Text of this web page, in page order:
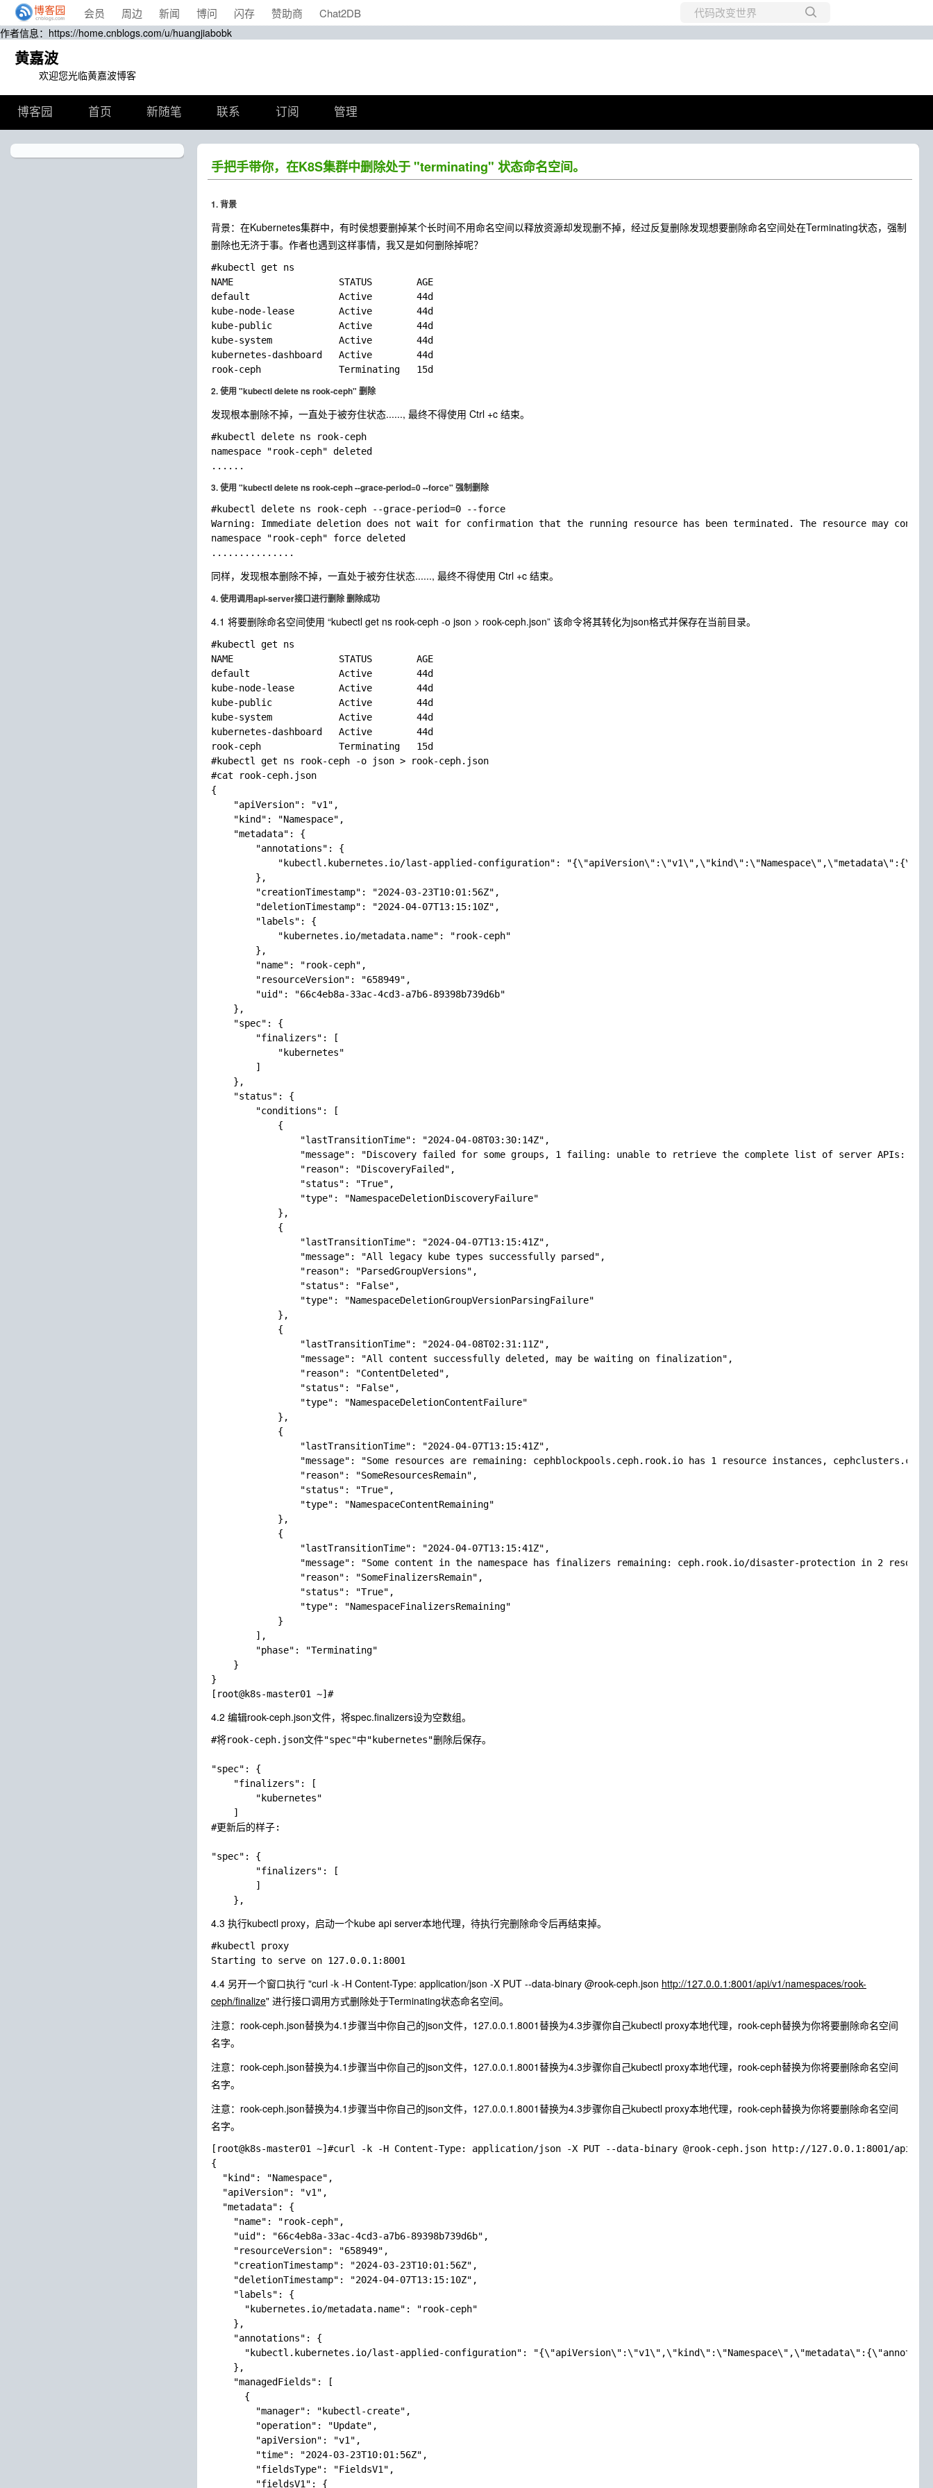
会员 周边 新闻 博问 闪存 赞助商 Chat2DB
作者信息：https://home.cnblogs.com/u/huangjiabobk
黄嘉波
欢迎您光临黄嘉波博客
博客园 首页 新随笔 联系 订阅 管理
手把手带你，在K8S集群中删除处于 "terminating" 状态命名空间。
1. 背景
背景：在Kubernetes集群中，有时侯想要删掉某个长时间不用命名空间以释放资源却发现删不掉，经过反复删除发现想要删除命名空间处在Terminating状态，强制
删除也无济于事。作者也遇到这样事情，我又是如何删除掉呢？
#kubectl get ns
NAME                   STATUS        AGE
default                Active        44d
kube-node-lease        Active        44d
kube-public            Active        44d
kube-system            Active        44d
kubernetes-dashboard   Active        44d
2. 使用 "kubectl delete ns rook-ceph" 删除
发现根本删除不掉，一直处于被夯住状态......, 最终不得使用 Ctrl +c 结束。
#kubectl delete ns rook-ceph
namespace "rook-ceph" deleted
3. 使用 "kubectl delete ns rook-ceph --grace-period=0 --force" 强制删除
#kubectl delete ns rook-ceph --grace-period=0 --force
Warning: Immediate deletion does not wait for confirmation that the running resource has been terminated. The resource may
namespace "rook-ceph" force deleted
同样，发现根本删除不掉，一直处于被夯住状态......, 最终不得使用 Ctrl +c 结束。
4. 使用调用api-server接口进行删除 删除成功
4.1 将要删除命名空间使用 “kubectl get ns rook-ceph -o json > rook-ceph.json” 该命令将其转化为json格式并保存在当前目录。
#kubectl get ns
NAME                   STATUS        AGE
default                Active        44d
kube-node-lease        Active        44d
kube-public            Active        44d
kube-system            Active        44d
kubernetes-dashboard   Active        44d
rook-ceph              Terminating   15d
#kubectl get ns rook-ceph -o json > rook-ceph.json
#cat rook-ceph.json
{
    "apiVersion": "v1",
    "kind": "Namespace",
    "metadata": {
        "annotations": {
"kubectl.kubernetes.io/last-applied-configuration":
        },
        "creationTimestamp": "2024-03-23T10:01:56Z",
        "deletionTimestamp": "2024-04-07T13:15:10Z",
        "labels": {
            "kubernetes.io/metadata.name": "rook-ceph"
        },
        "name": "rook-ceph",
        "resourceVersion": "658949",
        "uid": "66c4eb8a-33ac-4cd3-a7b6-89398b739d6b"
    },
    "spec": {
        "finalizers": [
            "kubernetes"
        ]
    },
    "status": {
        "conditions": [
            {
                "lastTransitionTime": "2024-04-08T03:30:14Z",
"message": "Discovery failed for some groups, 1 failing: unable to retrieve the complete list of server APIs:
                "reason": "DiscoveryFailed",
                "status": "True",
                "type": "NamespaceDeletionDiscoveryFailure"
            },
            {
                "lastTransitionTime": "2024-04-07T13:15:41Z",
                "message": "All legacy kube types successfully parsed",
                "reason": "ParsedGroupVersions",
                "status": "False",
                "type": "NamespaceDeletionGroupVersionParsingFailure"
            },
            {
                "lastTransitionTime": "2024-04-08T02:31:11Z",
                "message": "All content successfully deleted, may be waiting on finalization",
                "reason": "ContentDeleted",
                "status": "False",
                "type": "NamespaceDeletionContentFailure"
            },
            {
                "lastTransitionTime": "2024-04-07T13:15:41Z",
"message": "Some resources are remaining: cephblockpools.ceph.rook.io has 1 resource instances,
                "reason": "SomeResourcesRemain",
                "status": "True",
                "type": "NamespaceContentRemaining"
            },
            {
                "lastTransitionTime": "2024-04-07T13:15:41Z",
"message": "Some content in the namespace has finalizers remaining: ceph.rook.io/disaster-protection in 2
                "reason": "SomeFinalizersRemain",
                "status": "True",
                "type": "NamespaceFinalizersRemaining"
            }
        ],
        "phase": "Terminating"
    }
}
4.2 编辑rook-ceph.json文件，将spec.finalizers设为空数组。
#将rook-ceph.json文件"spec"中"kubernetes"删除后保存。
"spec": {
    "finalizers": [
        "kubernetes"
    ]
#更新后的样子:
"spec": {
        "finalizers": [
        ]
4.3 执行kubectl proxy，启动一个kube api server本地代理，待执行完删除命令后再结束掉。
#kubectl proxy
4.4 另开一个窗口执行 "curl -k -H Content-Type: application/json -X PUT --data-binary @rook-ceph.json http://127.0.0.1:8001/api/v1/namespaces/rook-
ceph/finalize" 进行接口调用方式删除处于Terminating状态命名空间。
注意：rook-ceph.json替换为4.1步骤当中你自己的json文件，127.0.0.1.8001替换为4.3步骤你自己kubectl proxy本地代理，rook-ceph替换为你将要删除命名空间
名字。
注意：rook-ceph.json替换为4.1步骤当中你自己的json文件，127.0.0.1.8001替换为4.3步骤你自己kubectl proxy本地代理，rook-ceph替换为你将要删除命名空间
名字。
注意：rook-ceph.json替换为4.1步骤当中你自己的json文件，127.0.0.1.8001替换为4.3步骤你自己kubectl proxy本地代理，rook-ceph替换为你将要删除命名空间
名字。
[root@k8s-master01 ~]#curl -k -H Content-Type: application/json -X PUT --data-binary @rook-ceph.json http://127.0.0.1:8001/api/v1/
{
  "kind": "Namespace",
  "apiVersion": "v1",
  "metadata": {
    "name": "rook-ceph",
    "uid": "66c4eb8a-33ac-4cd3-a7b6-89398b739d6b",
    "resourceVersion": "658949",
    "creationTimestamp": "2024-03-23T10:01:56Z",
    "deletionTimestamp": "2024-04-07T13:15:10Z",
    "labels": {
      "kubernetes.io/metadata.name": "rook-ceph"
    },
    "annotations": {
"kubectl.kubernetes.io/last-applied-configuration":
    },
    "managedFields": [
      {
        "manager": "kubectl-create",
        "operation": "Update",
        "apiVersion": "v1",
        "time": "2024-03-23T10:01:56Z",
        "fieldsType": "FieldsV1",
        "fieldsV1": {